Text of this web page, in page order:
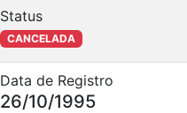
Status
CANCELADA
Data de Registro
26/10/1995